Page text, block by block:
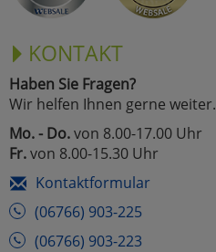
KONTAKT
Haben Sie Fragen?
Wir helfen Ihnen gerne weiter.
Mo. - Do.von 8.00-17.00 Uhr
Fr.von 8.00-15.30 Uhr
Kontaktformular
(06766) 903-225
(06766) 903-223